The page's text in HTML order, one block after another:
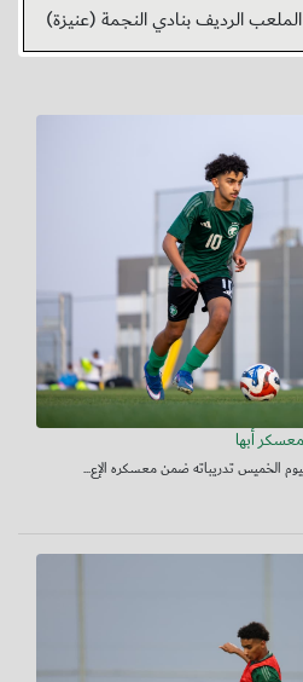
الملعب الرديف بنادي النجمة (عنيزة)